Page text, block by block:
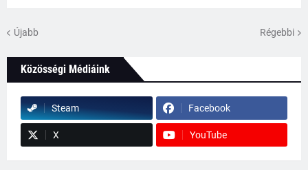
Újabb Régebbi
Közösségi Médiáink
Steam Facebook
X YouTube